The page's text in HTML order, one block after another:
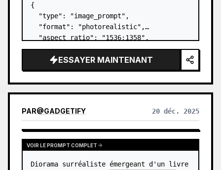
{
  "type": "image_prompt",
  "format": "photorealistic",
  "aspect_ratio": "1536:1358",
  "scene": {
    "setting": "balcon/terrasse
extérieur avec une balustrade en verre",
    "time_of_day": "journée",
    "weather": "clair",
ESSAYER MAINTENANT
PAR@GADGETIFY 20 déc. 2025
VOIR LE PROMPT COMPLET
Diorama surréaliste émergeant d'un livre